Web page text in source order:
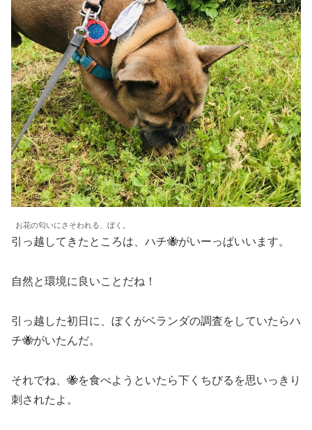
お花の匂いにさそわれる、ぼく。
引っ越してきたところは、ハチ🐝がいーっぱいいます。
自然と環境に良いことだね！
引っ越した初日に、ぼくがベランダの調査をしていたらハ
チ🐝がいたんだ。
それでね、🐝を食べようといたら下くちびるを思いっきり
刺されたよ。